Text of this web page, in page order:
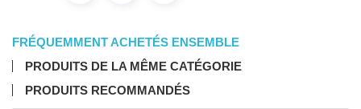
FRÉQUEMMENT ACHETÉS ENSEMBLE
PRODUITS DE LA MÊME CATÉGORIE
PRODUITS RECOMMANDÉS